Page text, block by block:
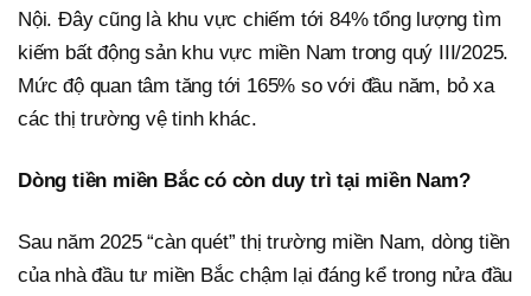
Nội. Đây cũng là khu vực chiếm tới 84% tổng lượng tìm
kiếm bất động sản khu vực miền Nam trong quý III/2025.
Mức độ quan tâm tăng tới 165% so với đầu năm, bỏ xa
các thị trường vệ tinh khác.
Dòng tiền miền Bắc có còn duy trì tại miền Nam?
Sau năm 2025 “càn quét” thị trường miền Nam, dòng tiền
của nhà đầu tư miền Bắc chậm lại đáng kể trong nửa đầu